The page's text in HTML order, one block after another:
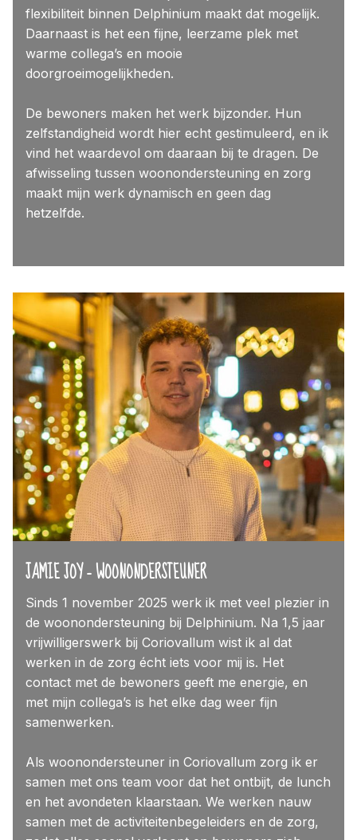
flexibiliteit binnen Delphinium maakt dat mogelijk.
Daarnaast is het een fijne, leerzame plek met
warme collega’s en mooie
doorgroeimogelijkheden.
De bewoners maken het werk bijzonder. Hun
zelfstandigheid wordt hier echt gestimuleerd, en ik
vind het waardevol om daaraan bij te dragen. De
afwisseling tussen woonondersteuning en zorg
maakt mijn werk dynamisch en geen dag
hetzelfde.
JAMIE JOY – WOONONDERSTEUNER
Sinds 1 november 2025 werk ik met veel plezier in
de woonondersteuning bij Delphinium. Na 1,5 jaar
vrijwilligerswerk bij Coriovallum wist ik al dat
werken in de zorg écht iets voor mij is. Het
contact met de bewoners geeft me energie, en
met mijn collega’s is het elke dag weer fijn
samenwerken.
Als woonondersteuner in Coriovallum zorg ik er
samen met ons team voor dat het ontbijt, de lunch
en het avondeten klaarstaan. We werken nauw
samen met de activiteitenbegeleiders en de zorg,